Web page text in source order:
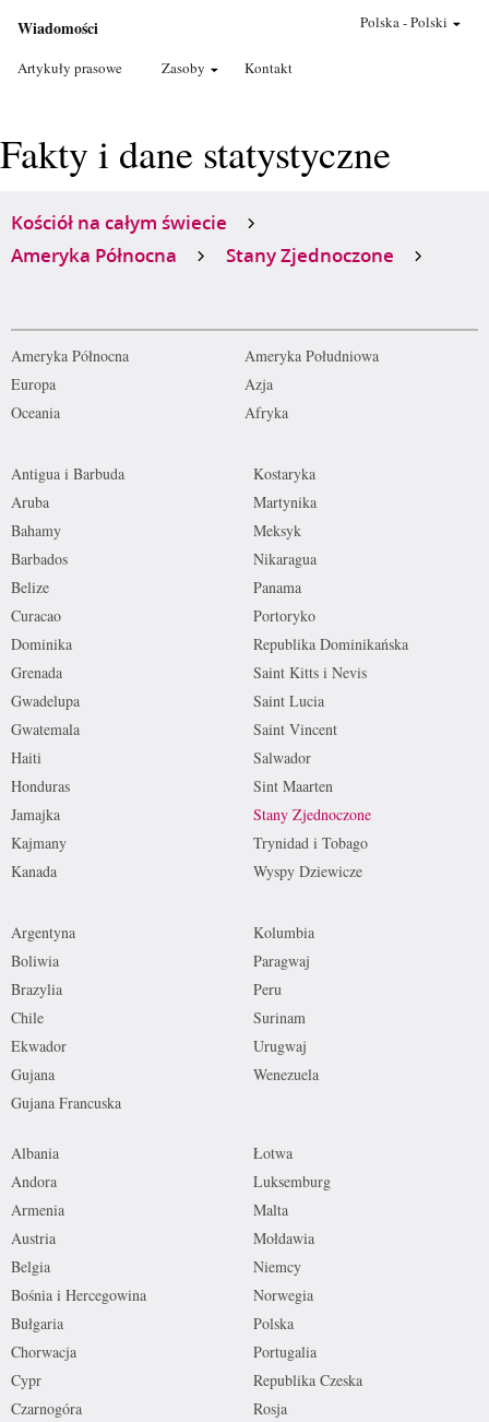
Wiadomości
Artykuły prasowe Zasoby Kontakt
Polska-Polski
Fakty i dane statystyczne
Kościół na całym świecie
Ameryka Północna
Stany Zjednoczone
Ameryka Północna
Ameryka Południowa
Europa
Azja
Oceania
Afryka
Antigua i Barbuda
Aruba
Bahamy
Barbados
Belize
Curacao
Dominika
Grenada
Gwadelupa
Gwatemala
Haiti
Honduras
Jamajka
Kajmany
Kanada
Kostaryka
Martynika
Meksyk
Nikaragua
Panama
Portoryko
Republika Dominikańska
Saint Kitts i Nevis
Saint Lucia
Saint Vincent
Salwador
Sint Maarten
Stany Zjednoczone
Trynidad i Tobago
Wyspy Dziewicze
Argentyna
Boliwia
Brazylia
Chile
Ekwador
Gujana
Gujana Francuska
Kolumbia
Paragwaj
Peru
Surinam
Urugwaj
Wenezuela
Albania
Andora
Armenia
Austria
Belgia
Bośnia i Hercegowina
Bułgaria
Chorwacja
Cypr
Czarnogóra
Łotwa
Luksemburg
Malta
Mołdawia
Niemcy
Norwegia
Polska
Portugalia
Republika Czeska
Rosja